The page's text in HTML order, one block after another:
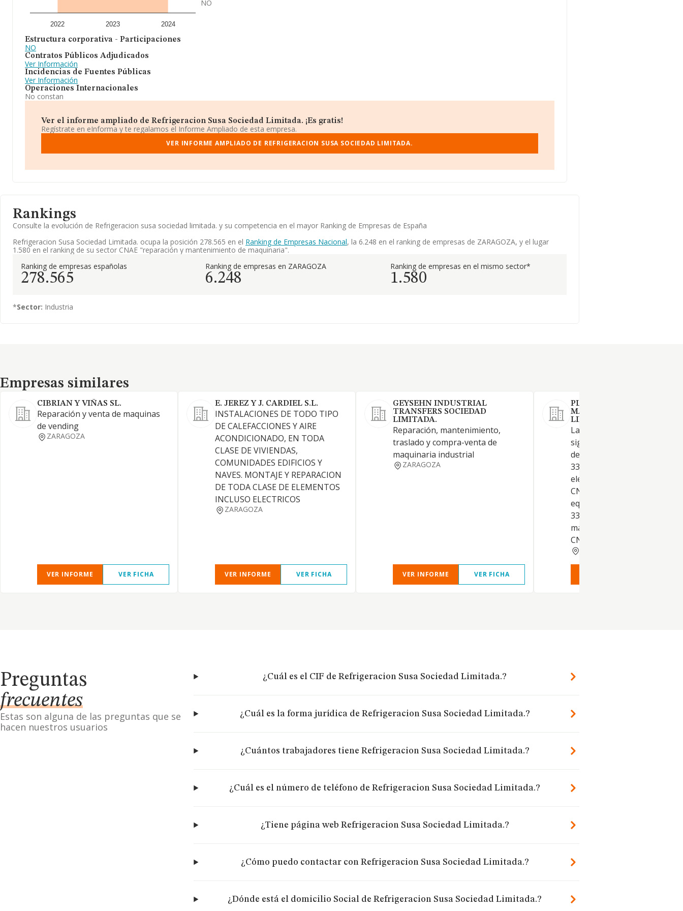
2022 2023 2024
Estructura corporativa - Participaciones
NO
Contratos Públicos Adjudicados
Ver Información
Incidencias de Fuentes Públicas
Ver Información
Operaciones Internacionales
No constan
NO
Ver el informe ampliado de Refrigeracion Susa Sociedad Limitada. ¡Es gratis!
Regístrate en eInforma y te regalamos el Informe Ampliado de esta empresa.
VER INFORME AMPLIADO DE REFRIGERACION SUSA SOCIEDAD LIMITADA.
Rankings
Consulte la evolución de Refrigeracion susa sociedad limitada. y su competencia en el mayor Ranking de Empresas de España
Refrigeracion Susa Sociedad Limitada. ocupa la posición 278.565 en el Ranking de Empresas Nacional, la 6.248 en el ranking de empresas de ZARAGOZA, y el lugar
1.580 en el ranking de su sector CNAE "reparación y mantenimiento de maquinaria".
Ranking de empresas españolas
278.565
Ranking de empresas en ZARAGOZA
6.248
Ranking de empresas en el mismo sector*
1.580
*Sector: Industria
Empresas similares
Empresas similares
CIBRIAN Y VIÑAS SL.
Reparación y venta de maquinas
de vending
ZARAGOZA
VER INFORME VER FICHA
E. JEREZ Y J. CARDIEL S.L.
INSTALACIONES DE TODO TIPO
DE CALEFACCIONES Y AIRE
ACONDICIONADO, EN TODA
CLASE DE VIVIENDAS,
COMUNIDADES EDIFICIOS Y
NAVES. MONTAJE Y REPARACION
DE TODA CLASE DE ELEMENTOS
INCLUSO ELECTRICOS
ZARAGOZA
VER INFORME VER FICHA
GEYSEHN INDUSTRIAL
TRANSFERS SOCIEDAD
LIMITADA.
Reparación, mantenimiento,
traslado y compra-venta de
maquinaria industrial
ZARAGOZA
VER INFORME VER FICHA
PLATAFORMA INTEGRAL
MANTENIMIENTO
LIMITADA.
La sociedad tendrá por
siguientes actividades:
de maquinaria. (Código CNAE
3312). b) Reparación de
electrónicos y ópticos.
CNAE 3313) c) Reparación de
equipos eléctricos. (Código
3314). d) Reparación y
mantenimiento naval.
CNAE 3375). e) Reparación
Preguntas
frecuentes
Estas son alguna de las preguntas que se
hacen nuestros usuarios
¿Cuál es el CIF de Refrigeracion Susa Sociedad Limitada.?
¿Cuál es la forma jurídica de Refrigeracion Susa Sociedad Limitada.?
¿Cuántos trabajadores tiene Refrigeracion Susa Sociedad Limitada.?
¿Cuál es el número de teléfono de Refrigeracion Susa Sociedad Limitada.?
¿Tiene página web Refrigeracion Susa Sociedad Limitada.?
¿Cómo puedo contactar con Refrigeracion Susa Sociedad Limitada.?
¿Dónde está el domicilio Social de Refrigeracion Susa Sociedad Limitada.?